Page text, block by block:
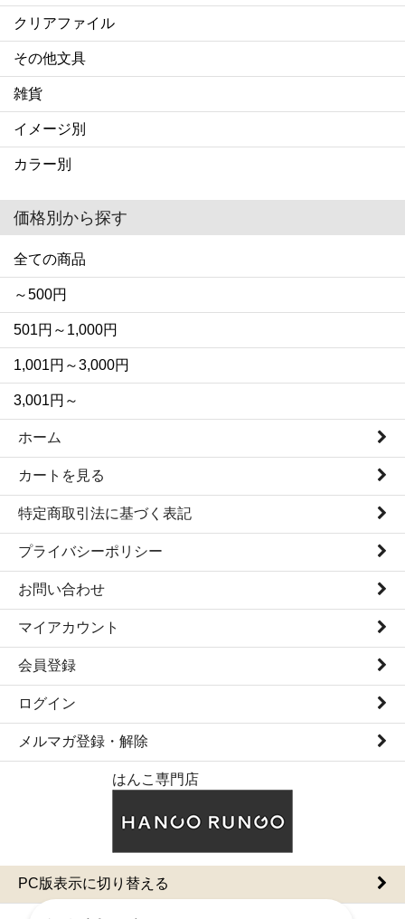
クリアファイル
その他文具
雑貨
イメージ別
カラー別
価格別から探す
全ての商品
～500円
501円～1,000円
1,001円～3,000円
3,001円～
ホーム
カートを見る
特定商取引法に基づく表記
プライバシーポリシー
お問い合わせ
マイアカウント
会員登録
ログイン
メルマガ登録・解除
はんこ専門店
PC版表示に切り替える